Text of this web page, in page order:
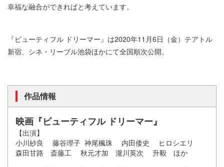
幸福な融合ができればと考えています。
『ビューティフル ドリーマー』は2020年11月6日（金）テアトル
新宿、シネ・リーブル池袋ほかにて全国順次公開。
作品情報
映画『ビューティフル ドリーマー』
【出演】
小川紗良 藤谷理子 神尾楓珠 内田倭史 ヒロシエリ
森田甘路 斎藤工 秋元才加 瀧川英次 升毅 ほか